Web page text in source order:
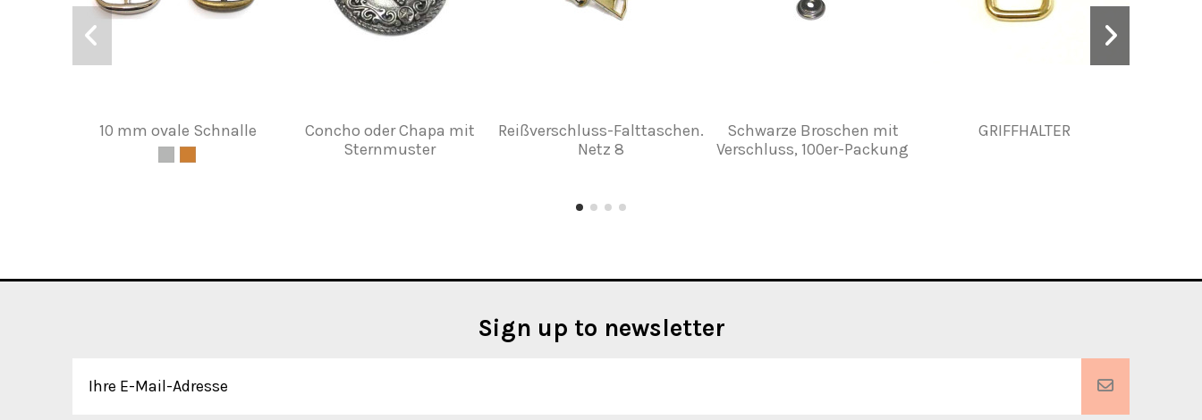
10 mm ovale Schnalle
Concho oder Chapa mit
Sternmuster
Reißverschluss-Falttaschen.
Netz 8
Schwarze Broschen mit
Verschluss, 100er-Packung
GRIFFHALTER
Sign up to newsletter